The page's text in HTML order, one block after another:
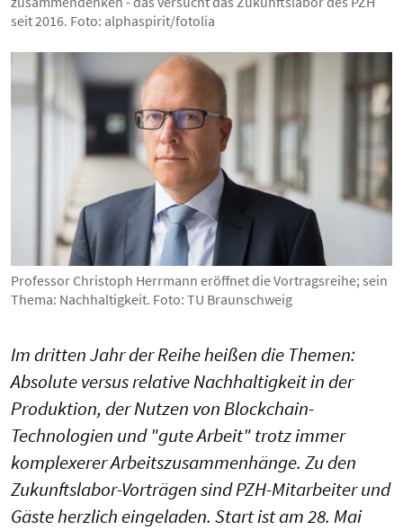
seit 2016. Foto: alphaspirit/fotolia
Professor Christoph Herrmann eröffnet die Vortragsreihe; sein
Thema: Nachhaltigkeit. Foto: TU Braunschweig
Im dritten Jahr der Reihe heißen die Themen:
Absolute versus relative Nachhaltigkeit in der
Produktion, der Nutzen von Blockchain-
Technologien und "gute Arbeit" trotz immer
komplexerer Arbeitszusammenhänge. Zu den
Zukunftslabor-Vorträgen sind PZH-Mitarbeiter und
Gäste herzlich eingeladen. Start ist am 28. Mai